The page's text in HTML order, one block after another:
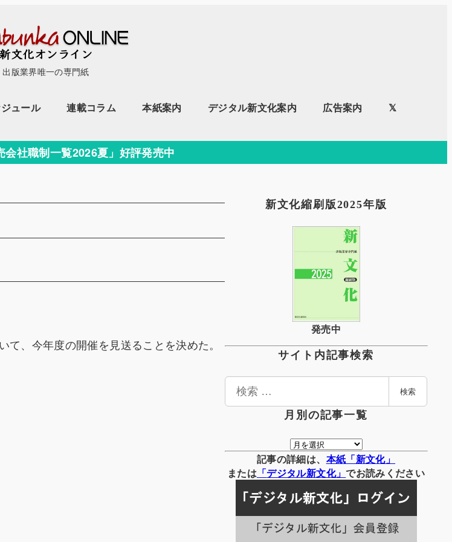
出版業界唯一の専門紙
ュール 連載コラム 本紙案内 デジタル新文化案内 広告案内 𝕏
会社職制一覧2026夏」好評発売中
、今年度の開催を見送ることを決めた。
新文化縮刷版2025年版
発売中
サイト内記事検索
検
検索
月別の記事一覧
月
別
の
事
一
覧
記事の詳細は、 本紙「新文化」
または 「デジタル新文化」でお読みください